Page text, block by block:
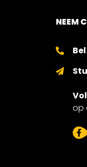
NEEM
op